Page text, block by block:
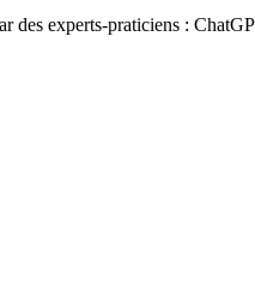
des experts-praticiens :